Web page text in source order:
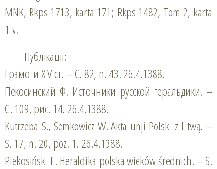
MNK, Rkps 1713, karta 171; Rkps 1482, Tom 2, karta
1 v.
Публікації:
Грамоти ХІV ст. – С. 82, n. 43. 26.4.1388.
Пекосинский Ф. Источники русской геральдики. –
С. 109, рис. 14. 26.4.1388.
Kutrzeba S., Semkowicz W. Akta unji Polski z Litwą. –
S. 17, n. 20, poz. 1. 26.4.1388.
Piekosiński F. Heraldika polska wieków średnich. – S.